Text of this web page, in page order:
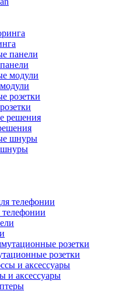
розетки
и аксессуары